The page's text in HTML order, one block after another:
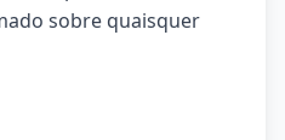
sobre quaisquer